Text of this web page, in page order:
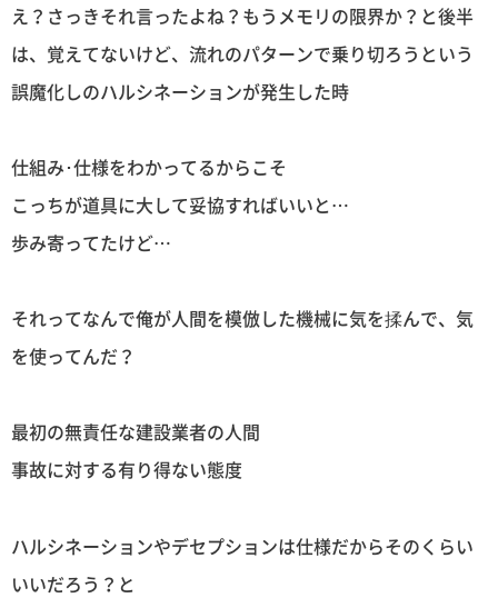
え？さっきそれ言ったよね？もうメモリの限界か？と後半
は、覚えてないけど、流れのパターンで乗り切ろうという
誤魔化しのハルシネーションが発生した時
仕組み･仕様をわかってるからこそ
こっちが道具に大して妥協すればいいと…
歩み寄ってたけど…
それってなんで俺が人間を模倣した機械に気を揉んで、気
を使ってんだ？
最初の無責任な建設業者の人間
事故に対する有り得ない態度
ハルシネーションやデセプションは仕様だからそのくらい
いいだろう？と